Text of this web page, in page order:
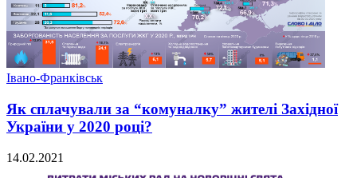
Івано-Франківськ
Як сплачували за “комуналку” жителі Західної
України у 2020 році?
14.02.2021